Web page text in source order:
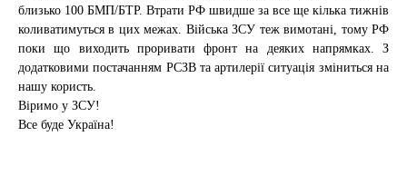
близько 100 БМП/БТР. Втрати РФ швидше за все ще кілька тижнів
коливатимуться в цих межах. Війська ЗСУ теж вимотані, тому РФ
поки що виходить проривати фронт на деяких напрямках. З
додатковими постачанням РСЗВ та артилерії ситуація зміниться на
нашу користь.
Віримо у ЗСУ!
Все буде Україна!